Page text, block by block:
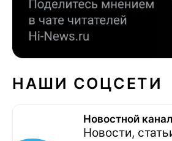
НАШИ СОЦСЕТИ
Новостной канал
Новости,